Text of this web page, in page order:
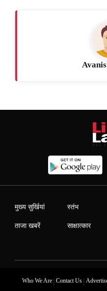
मुख्य सुर्खियां
ताजा खबरें
स्तंभ
साक्षात्कार
Who We Are| Contact Us|